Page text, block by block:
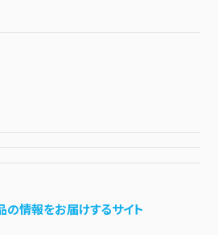
情報をお届けするサイト